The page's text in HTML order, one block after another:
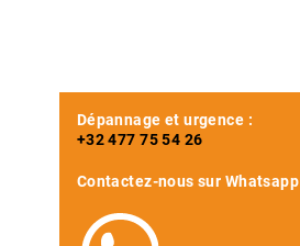
Dépannage et urgence :
+32 477 75 54 26
Contactez-nous sur Whatsapp